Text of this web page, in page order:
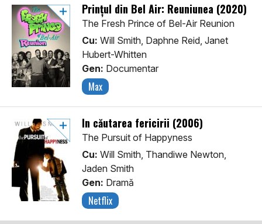
Prințul din Bel Air: Reuniunea (2020)
The Fresh Prince of Bel-Air Reunion
Cu: Will Smith, Daphne Reid, Janet
Hubert-Whitten
Gen: Documentar
Max
În căutarea fericirii (2006)
The Pursuit of Happyness
Cu: Will Smith, Thandiwe Newton,
Jaden Smith
Gen: Dramă
Netflix